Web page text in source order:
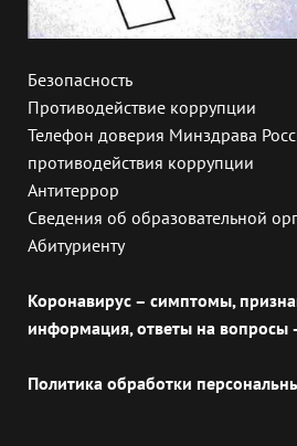
Безопасность
Противодействие коррупции
Телефон доверия Минздрава
противодействия коррупции
Антитеррор
Сведения об образовательной
Абитуриенту
Коронавирус – симптомы,
информация, ответы на вопросы
Политика обработки